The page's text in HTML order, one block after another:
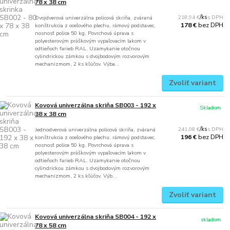
78 x 38 cm
Dvojdverová univerzálna policová skriňa, zváraná
konštrukcia z oceľového plechu, rámový podstavec,
nosnosť police 50 kg. Povrchová úprava s
polyesterovým práškovým vypaľovacím lakom v
odtieňoch farieb RAL. Uzamykanie otočnou
cylindrickou zámkou s dvojbodovým rozvorovým
mechanizmom, 2 ks kľúčov. Výba...
218,94 €/ks
178 €bez DPH
Zvoliť variant
Kovová univerzálna skriňa SB003 - 192 x
38 x 38 cm
Jednodverová univerzálna policová skriňa, zváraná
konštrukcia z oceľového plechu, rámový podstavec,
nosnosť police 50 kg. Povrchová úprava s
polyesterovým práškovým vypaľovacím lakom v
odtieňoch farieb RAL. Uzamykanie otočnou
cylindrickou zámkou s dvojbodovým rozvorovým
mechanizmom, 2 ks kľúčov. Výb...
241,08 €/ks
196 €bez DPH
Skladom
Zvoliť variant
Kovová univerzálna skriňa SB004 - 192 x
78 x 58 cm
skladom